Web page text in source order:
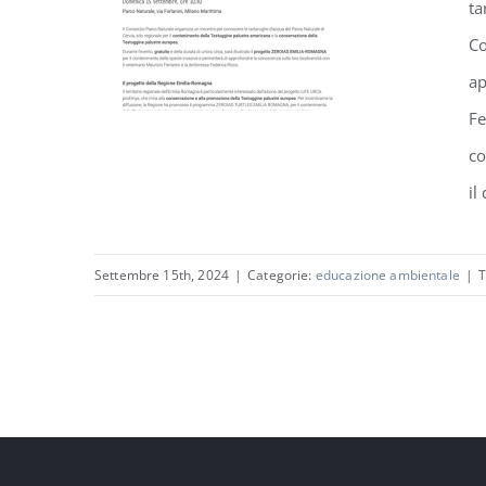
il
Settembre 15th, 2024 | Categorie: educazione ambientale |